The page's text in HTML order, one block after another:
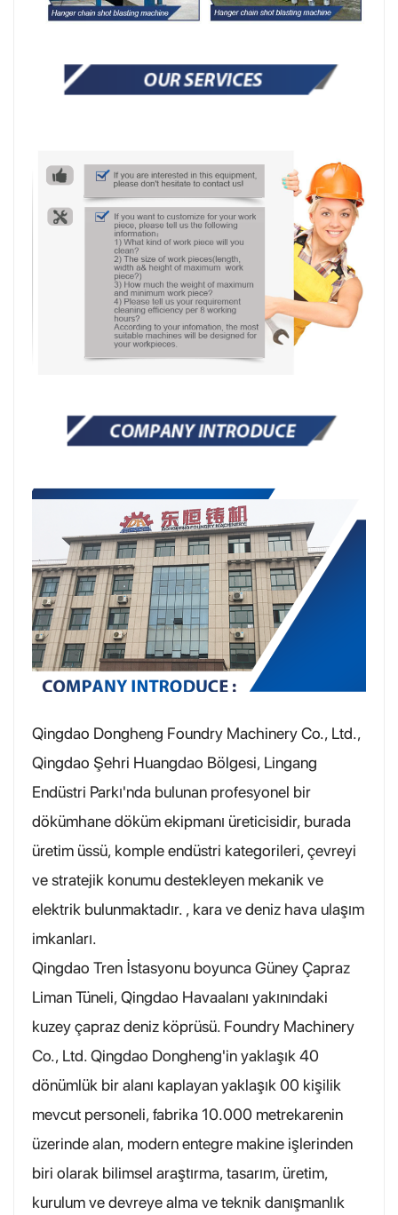
Qingdao Dongheng Foundry Machinery Co., Ltd.,
Qingdao Şehri Huangdao Bölgesi, Lingang
Endüstri Parkı'nda bulunan profesyonel bir
dökümhane döküm ekipmanı üreticisidir, burada
üretim üssü, komple endüstri kategorileri, çevreyi
ve stratejik konumu destekleyen mekanik ve
elektrik bulunmaktadır. , kara ve deniz hava ulaşım
imkanları.
Qingdao Tren İstasyonu boyunca Güney Çapraz
Liman Tüneli, Qingdao Havaalanı yakınındaki
kuzey çapraz deniz köprüsü. Foundry Machinery
Co., Ltd. Qingdao Dongheng'in yaklaşık 40
dönümlük bir alanı kaplayan yaklaşık 00 kişilik
mevcut personeli, fabrika 10.000 metrekarenin
üzerinde alan, modern entegre makine işlerinden
biri olarak bilimsel araştırma, tasarım, üretim,
kurulum ve devreye alma ve teknik danışmanlık